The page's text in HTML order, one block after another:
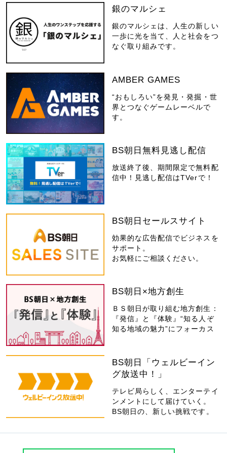
銀のマルシェ
銀のマルシェは、人生の新しい
一歩に光を当て、人と社会をつ
なぐ取り組みです。
AMBER GAMES
“おもしろい”を発見・発掘・世
界とつなぐゲームレーベルで
す。
BS朝日無料見逃し配信
放送終了後、期間限定で無料配
信中！見逃し配信はTVerで！
BS朝日セールスサイト
効果的な広告配信でビジネスを
サポート。
お気軽にご相談ください。
BS朝日×地方創生
ＢＳ朝日が取り組む地方創生：
『発信』と『体験』“知る人ぞ
知る地域の魅力”にフォーカス
BS朝日「ウェルビーイン
グ放送中！」
テレビ局らしく、エンターテイ
ンメントにして届けていく。
BS朝日の、新しい挑戦です。